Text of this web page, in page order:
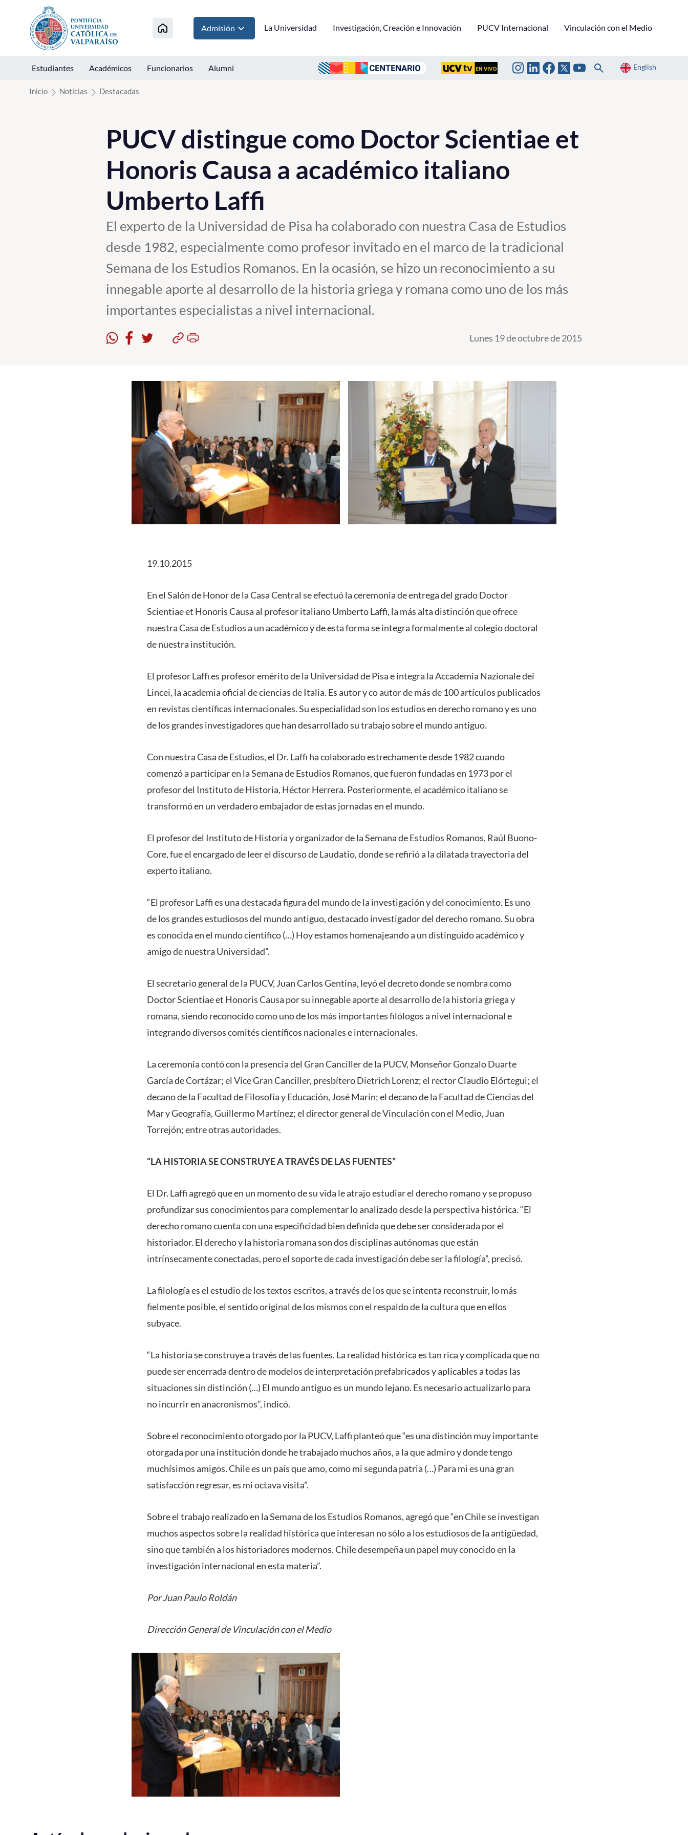
Click acá para ir directamente al contenido
Admisión La Universidad Investigación, Creación e Innovación PUCV Internacional Vinculación con el Medio
Estudiantes Académicos Funcionarios Alumni English
Inicio Noticias Destacadas
PUCV distingue como Doctor Scientiae et
Honoris Causa a académico italiano
Umberto Laffi
El experto de la Universidad de Pisa ha colaborado con nuestra Casa de Estudios
desde 1982, especialmente como profesor invitado en el marco de la tradicional
Semana de los Estudios Romanos. En la ocasión, se hizo un reconocimiento a su
innegable aporte al desarrollo de la historia griega y romana como uno de los más
importantes especialistas a nivel internacional.
Lunes 19 de octubre de 2015
19.10.2015
En el Salón de Honor de la Casa Central se efectuó la ceremonia de entrega del grado Doctor
Scientiae et Honoris Causa al profesor italiano Umberto Laffi, la más alta distinción que ofrece
nuestra Casa de Estudios a un académico y de esta forma se integra formalmente al colegio doctoral
de nuestra institución.
El profesor Laffi es profesor emérito de la Universidad de Pisa e integra la Accademia Nazionale dei
Lincei, la academia oficial de ciencias de Italia. Es autor y co autor de más de 100 artículos publicados
en revistas científicas internacionales. Su especialidad son los estudios en derecho romano y es uno
de los grandes investigadores que han desarrollado su trabajo sobre el mundo antiguo.
Con nuestra Casa de Estudios, el Dr. Laffi ha colaborado estrechamente desde 1982 cuando
comenzó a participar en la Semana de Estudios Romanos, que fueron fundadas en 1973 por el
profesor del Instituto de Historia, Héctor Herrera. Posteriormente, el académico italiano se
transformó en un verdadero embajador de estas jornadas en el mundo.
El profesor del Instituto de Historia y organizador de la Semana de Estudios Romanos, Raúl Buono-
Core, fue el encargado de leer el discurso de Laudatio, donde se refirió a la dilatada trayectoria del
experto italiano.
“El profesor Laffi es una destacada figura del mundo de la investigación y del conocimiento. Es uno
de los grandes estudiosos del mundo antiguo, destacado investigador del derecho romano. Su obra
es conocida en el mundo científico (…) Hoy estamos homenajeando a un distinguido académico y
amigo de nuestra Universidad”.
El secretario general de la PUCV, Juan Carlos Gentina, leyó el decreto donde se nombra como
Doctor Scientiae et Honoris Causa por su innegable aporte al desarrollo de la historia griega y
romana, siendo reconocido como uno de los más importantes filólogos a nivel internacional e
integrando diversos comités científicos nacionales e internacionales.
La ceremonia contó con la presencia del Gran Canciller de la PUCV, Monseñor Gonzalo Duarte
García de Cortázar; el Vice Gran Canciller, presbítero Dietrich Lorenz; el rector Claudio Elórtegui; el
decano de la Facultad de Filosofía y Educación, José Marín; el decano de la Facultad de Ciencias del
Mar y Geografía, Guillermo Martínez; el director general de Vinculación con el Medio, Juan
Torrejón; entre otras autoridades.
“LA HISTORIA SE CONSTRUYE A TRAVÉS DE LAS FUENTES”
El Dr. Laffi agregó que en un momento de su vida le atrajo estudiar el derecho romano y se propuso
profundizar sus conocimientos para complementar lo analizado desde la perspectiva histórica. “El
derecho romano cuenta con una especificidad bien definida que debe ser considerada por el
historiador. El derecho y la historia romana son dos disciplinas autónomas que están
intrínsecamente conectadas, pero el soporte de cada investigación debe ser la filología”, precisó.
La filología es el estudio de los textos escritos, a través de los que se intenta reconstruir, lo más
fielmente posible, el sentido original de los mismos con el respaldo de la cultura que en ellos
subyace.
“La historia se construye a través de las fuentes. La realidad histórica es tan rica y complicada que no
puede ser encerrada dentro de modelos de interpretación prefabricados y aplicables a todas las
situaciones sin distinción (…) El mundo antiguo es un mundo lejano. Es necesario actualizarlo para
no incurrir en anacronismos”, indicó.
Sobre el reconocimiento otorgado por la PUCV, Laffi planteó que “es una distinción muy importante
otorgada por una institución donde he trabajado muchos años, a la que admiro y donde tengo
muchísimos amigos. Chile es un país que amo, como mi segunda patria (…) Para mi es una gran
satisfacción regresar, es mi octava visita”.
Sobre el trabajo realizado en la Semana de los Estudios Romanos, agregó que “en Chile se investigan
muchos aspectos sobre la realidad histórica que interesan no sólo a los estudiosos de la antigüedad,
sino que también a los historiadores modernos. Chile desempeña un papel muy conocido en la
investigación internacional en esta materia”.
Por Juan Paulo Roldán
Dirección General de Vinculación con el Medio